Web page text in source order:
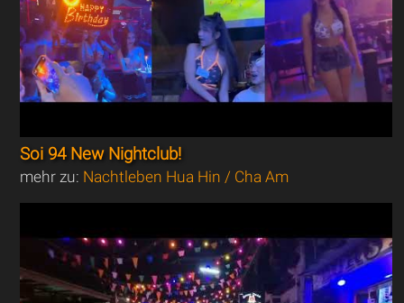
Soi 94 New Nightclub!
mehr zu: Nachtleben Hua Hin / Cha Am